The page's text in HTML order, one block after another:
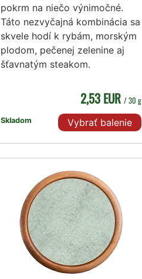
pokrm na niečo výnimočné.
Táto nezvyčajná kombinácia sa
skvele hodí k rybám, morským
plodom, pečenej zelenine aj
šťavnatým steakom.
Skladom
2,53 EUR / 30 g
Vybrať balenie